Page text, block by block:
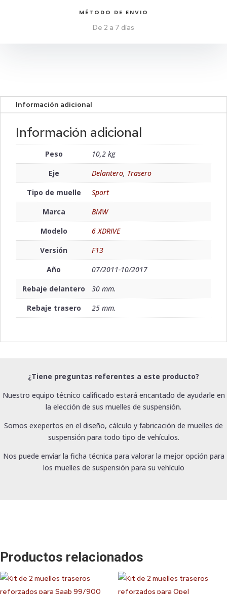
MÉTODO DE ENVIO
De 2 a 7 días
Información adicional
Información adicional
Peso
10,2 kg
Eje
Delantero, Trasero
Tipo de muelle
Sport
Marca
BMW
Modelo
6 XDRIVE
Versión
F13
Año
07/2011-10/2017
Rebaje delantero
30 mm.
Rebaje trasero
25 mm.
¿Tiene preguntas referentes a este producto?
Nuestro equipo técnico calificado estará encantado de ayudarle en
la elección de sus muelles de suspensión.
Somos exepertos en el diseño, cálculo y fabricación de muelles de
suspensión para todo tipo de vehículos.
Nos puede enviar la ficha técnica para valorar la mejor opción para
los muelles de suspensión para su vehículo
Productos relacionados